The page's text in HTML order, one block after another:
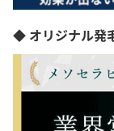
◆ オリジナル発